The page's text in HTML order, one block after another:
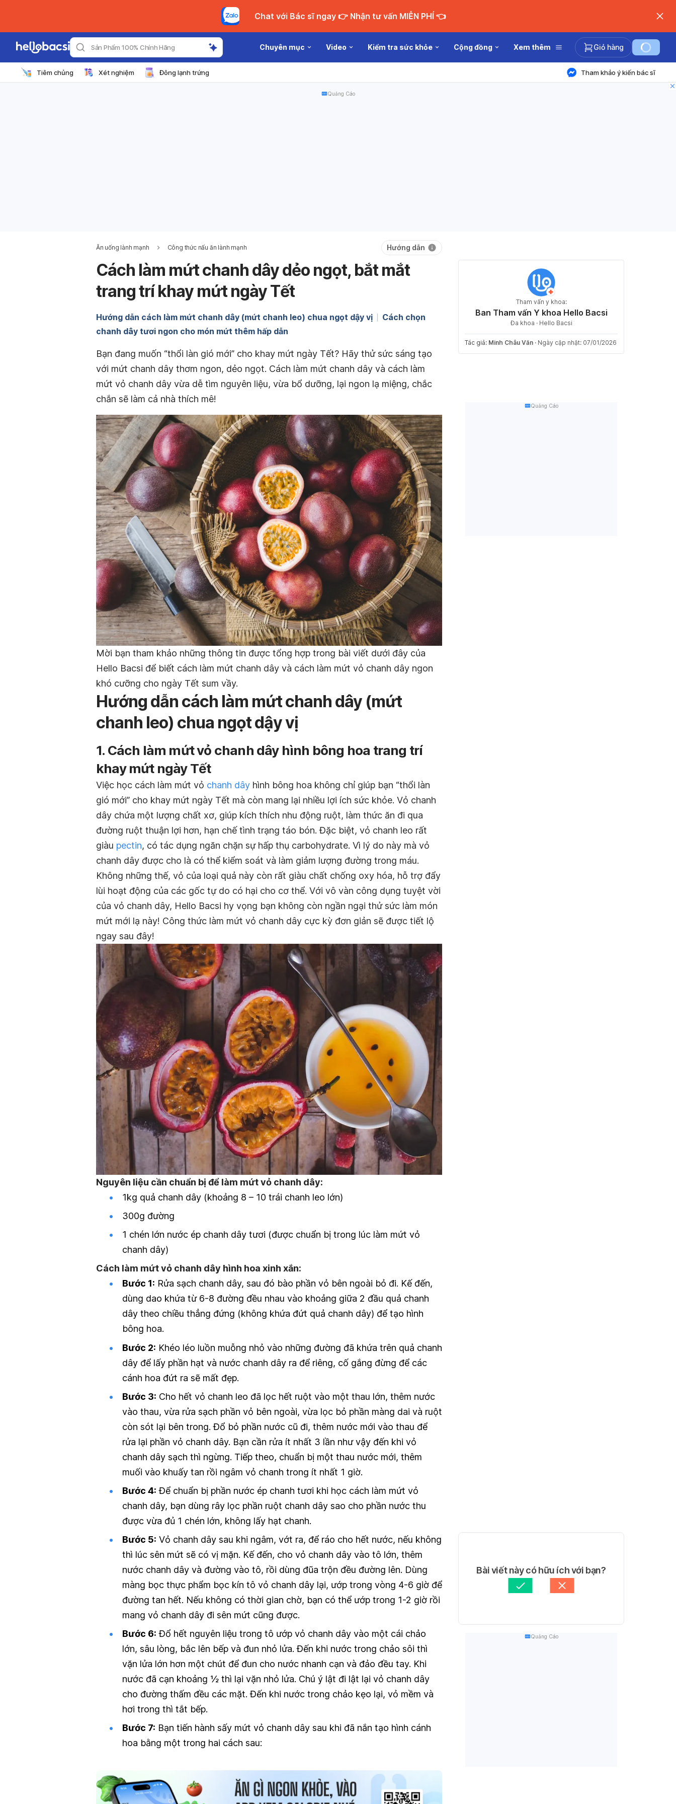
Chat với Bác sĩ ngay 👉 Nhận tư vấn MIỄN PHÍ 👈
Sản Phẩm 100% Chính Hãng Chuyên mục Video Kiểm tra sức khỏe Cộng đồng Xem thêm Giỏ hàng
Tiêm chủng Xét nghiệm Đông lạnh trứng Tham khảo ý kiến bác sĩ
Quảng Cáo
Ăn uống lành mạnh Công thức nấu ăn lành mạnh Hướng dẫn
Cách làm mứt chanh dây dẻo ngọt, bắt mắt
trang trí khay mứt ngày Tết
Hướng dẫn cách làm mứt chanh dây (mứt chanh leo) chua ngọt dậy vị
Cách chọn
chanh dây tươi ngon cho món mứt thêm hấp dẫn
Bạn đang muốn “thổi làn gió mới” cho khay mứt ngày Tết? Hãy thử sức sáng tạo
với mứt chanh dây thơm ngon, dẻo ngọt. Cách làm mứt chanh dây và cách làm
mứt vỏ chanh dây vừa dễ tìm nguyên liệu, vừa bổ dưỡng, lại ngon lạ miệng, chắc
chắn sẽ làm cả nhà thích mê!
Mời bạn tham khảo những thông tin được tổng hợp trong bài viết dưới đây của
Hello Bacsi để biết cách làm mứt chanh dây và cách làm mứt vỏ chanh dây ngon
khó cưỡng cho ngày Tết sum vầy.
Hướng dẫn cách làm mứt chanh dây (mứt
chanh leo) chua ngọt dậy vị
1. Cách làm mứt vỏ chanh dây hình bông hoa trang trí
khay mứt ngày Tết
Việc học cách làm mứt vỏ chanh dây hình bông hoa không chỉ giúp bạn “thổi làn
gió mới” cho khay mứt ngày Tết mà còn mang lại nhiều lợi ích sức khỏe. Vỏ chanh
dây chứa một lượng chất xơ, giúp kích thích nhu động ruột, làm thức ăn đi qua
đường ruột thuận lợi hơn, hạn chế tình trạng táo bón. Đặc biệt, vỏ chanh leo rất
giàu pectin, có tác dụng ngăn chặn sự hấp thụ carbohydrate. Vì lý do này mà vỏ
chanh dây được cho là có thể kiểm soát và làm giảm lượng đường trong máu.
Không những thế, vỏ của loại quả này còn rất giàu chất chống oxy hóa, hỗ trợ đẩy
lùi hoạt động của các gốc tự do có hại cho cơ thể. Với vô vàn công dụng tuyệt vời
của vỏ chanh dây, Hello Bacsi hy vọng bạn không còn ngần ngại thử sức làm món
mứt mới lạ này! Công thức làm mứt vỏ chanh dây cực kỳ đơn giản sẽ được tiết lộ
ngay sau đây!
Nguyên liệu cần chuẩn bị để làm mứt vỏ chanh dây:
1kg quả chanh dây (khoảng 8 – 10 trái chanh leo lớn)
300g đường
1 chén lớn nước ép chanh dây tươi (được chuẩn bị trong lúc làm mứt vỏ
chanh dây)
Cách làm mứt vỏ chanh dây hình hoa xinh xắn:
Bước 1: Rửa sạch chanh dây, sau đó bào phần vỏ bên ngoài bỏ đi. Kế đến,
dùng dao khứa từ 6-8 đường đều nhau vào khoảng giữa 2 đầu quả chanh
dây theo chiều thẳng đứng (không khứa đứt quả chanh dây) để tạo hình
bông hoa.
Bước 2: Khéo léo luồn muỗng nhỏ vào những đường đã khứa trên quả chanh
dây để lấy phần hạt và nước chanh dây ra để riêng, cố gắng đừng để các
cánh hoa đứt ra sẽ mất đẹp.
Bước 3: Cho hết vỏ chanh leo đã lọc hết ruột vào một thau lớn, thêm nước
vào thau, vừa rửa sạch phần vỏ bên ngoài, vừa lọc bỏ phần màng dai và ruột
còn sót lại bên trong. Đổ bỏ phần nước cũ đi, thêm nước mới vào thau để
rửa lại phần vỏ chanh dây. Bạn cần rửa ít nhất 3 lần như vậy đến khi vỏ
chanh dây sạch thì ngừng. Tiếp theo, chuẩn bị một thau nước mới, thêm
muối vào khuấy tan rồi ngâm vỏ chanh trong ít nhất 1 giờ.
Bước 4: Để chuẩn bị phần nước ép chanh tươi khi học cách làm mứt vỏ
chanh dây, bạn dùng rây lọc phần ruột chanh dây sao cho phần nước thu
được vừa đủ 1 chén lớn, không lấy hạt chanh.
Bước 5: Vỏ chanh dây sau khi ngâm, vớt ra, để ráo cho hết nước, nếu không
thì lúc sên mứt sẽ có vị mặn. Kế đến, cho vỏ chanh dây vào tô lớn, thêm
nước chanh dây và đường vào tô, rồi dùng đũa trộn đều đường lên. Dùng
màng bọc thực phẩm bọc kín tô vỏ chanh dây lại, ướp trong vòng 4-6 giờ để
đường tan hết. Nếu không có thời gian chờ, bạn có thể ướp trong 1-2 giờ rồi
mang vỏ chanh dây đi sên mứt cũng được.
Bước 6: Đổ hết nguyên liệu trong tô ướp vỏ chanh dây vào một cái chảo
lớn, sâu lòng, bắc lên bếp và đun nhỏ lửa. Đến khi nước trong chảo sôi thì
vặn lửa lớn hơn một chút để đun cho nước nhanh cạn và đảo đều tay. Khi
nước đã cạn khoảng ½ thì lại vặn nhỏ lửa. Chú ý lật đi lật lại vỏ chanh dây
cho đường thấm đều các mặt. Đến khi nước trong chảo kẹo lại, vỏ mềm và
hơi trong thì tắt bếp.
Bước 7: Bạn tiến hành sấy mứt vỏ chanh dây sau khi đã nắn tạo hình cánh
hoa bằng một trong hai cách sau:
Tham vấn y khoa:
Ban Tham vấn Y khoa Hello Bacsi
Đa khoa · Hello Bacsi
Tác giả: Minh Châu Văn · Ngày cập nhật: 07/01/2026
Quảng Cáo
Bài viết này có hữu ích với bạn?
Quảng Cáo